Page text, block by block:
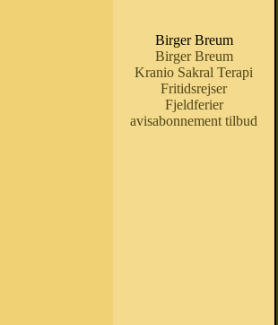
Birger Breum
Birger Breum
Kranio Sakral Terapi
Fritidsrejser
Fjeldferier
avisabonnement tilbud